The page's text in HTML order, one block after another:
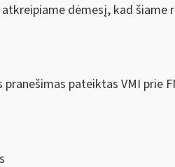
dėmesį, kad
pateiktas VMI prie